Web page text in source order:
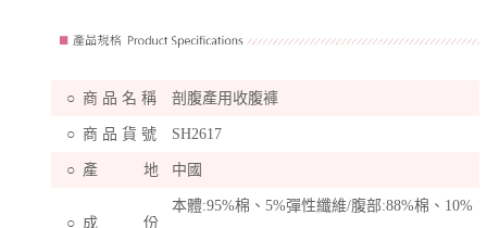
○ 商 品 名 稱 剖腹產用收腹褲
○ 商 品 貨 號 SH2617
○ 產 地 中國
○ 成 份
本體:95%棉、5%彈性纖維/腹部:88%棉、10%